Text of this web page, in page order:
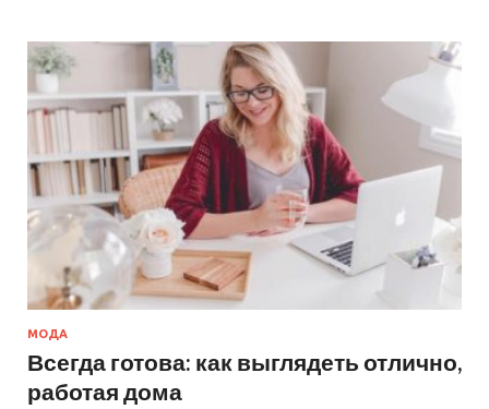
МОДА
Всегда готова: как выглядеть отлично,
работая дома